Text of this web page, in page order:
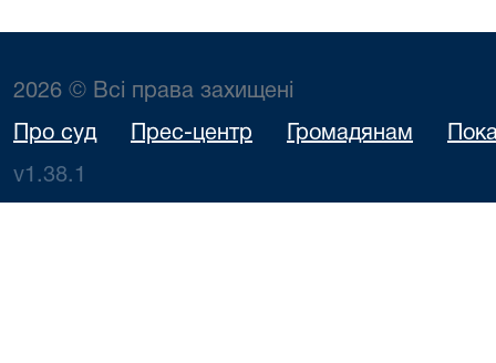
2026 © Всі права захищені
Про суд Прес-центр Громадянам
v1.38.1